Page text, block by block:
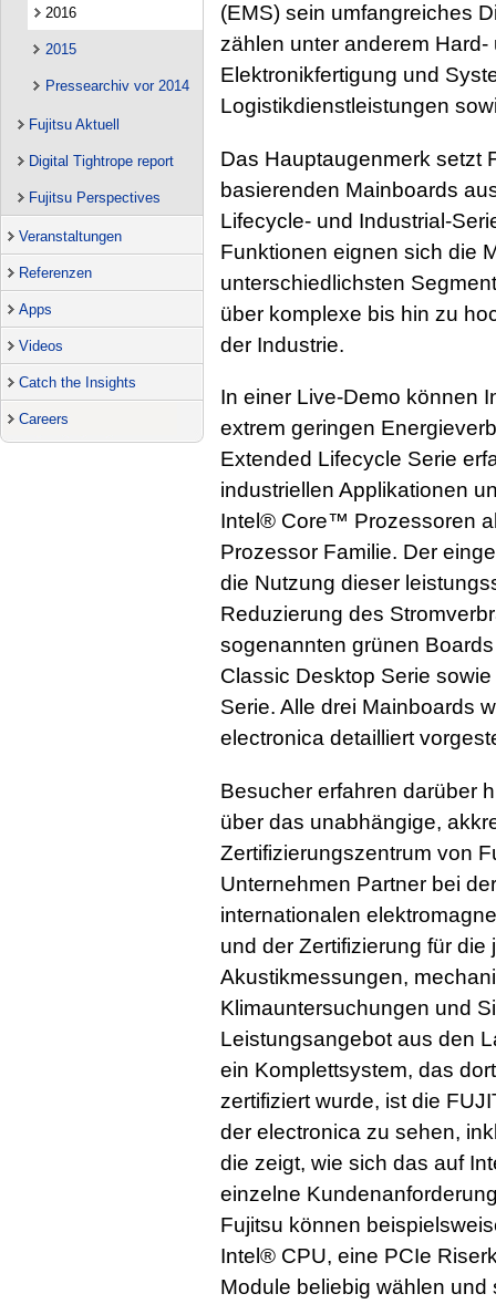
2016
2015
Pressearchiv vor 2014
Fujitsu Aktuell
Digital Tightrope report
Fujitsu Perspectives
Veranstaltungen
Referenzen
Apps
Videos
Catch the Insights
Careers
(EMS) sein umfangreiches
zählen unter anderem
Elektronikfertigung und
Logistikdienstleistungen
Das Hauptaugenmerk setzt
basierenden Mainboards
Lifecycle- und Industrial-
Funktionen eignen sich die
unterschiedlichsten
über komplexe bis hin zu
der Industrie.
In einer Live-Demo können
extrem geringen
Extended Lifecycle Serie
industriellen Applikationen
Intel® Core™ Prozessoren
Prozessor Familie. Der
die Nutzung dieser
Reduzierung des
sogenannten grünen
Classic Desktop Serie
Serie. Alle drei Mainboards
electronica detailliert
Besucher erfahren darüber
über das unabhängige,
Zertifizierungszentrum von
Unternehmen Partner bei
internationalen
und der Zertifizierung für
Akustikmessungen,
Klimauntersuchungen und
Leistungsangebot aus den
ein Komplettsystem, das
zertifiziert wurde, ist die
der electronica zu sehen,
die zeigt, wie sich das auf
einzelne
Fujitsu können
Intel® CPU, eine PCIe
Module beliebig wählen